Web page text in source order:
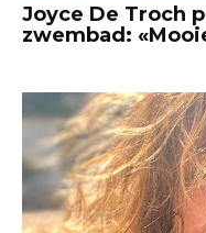
Joyce De Troch
zwembad: